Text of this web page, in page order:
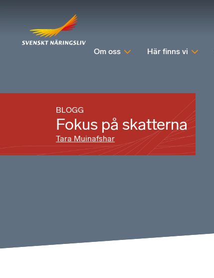
Om oss Här finns vi
BLOGG
Fokus på skatterna
Tara Muinafshar